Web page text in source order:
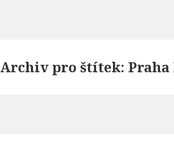
Archiv pro štítek: Praha